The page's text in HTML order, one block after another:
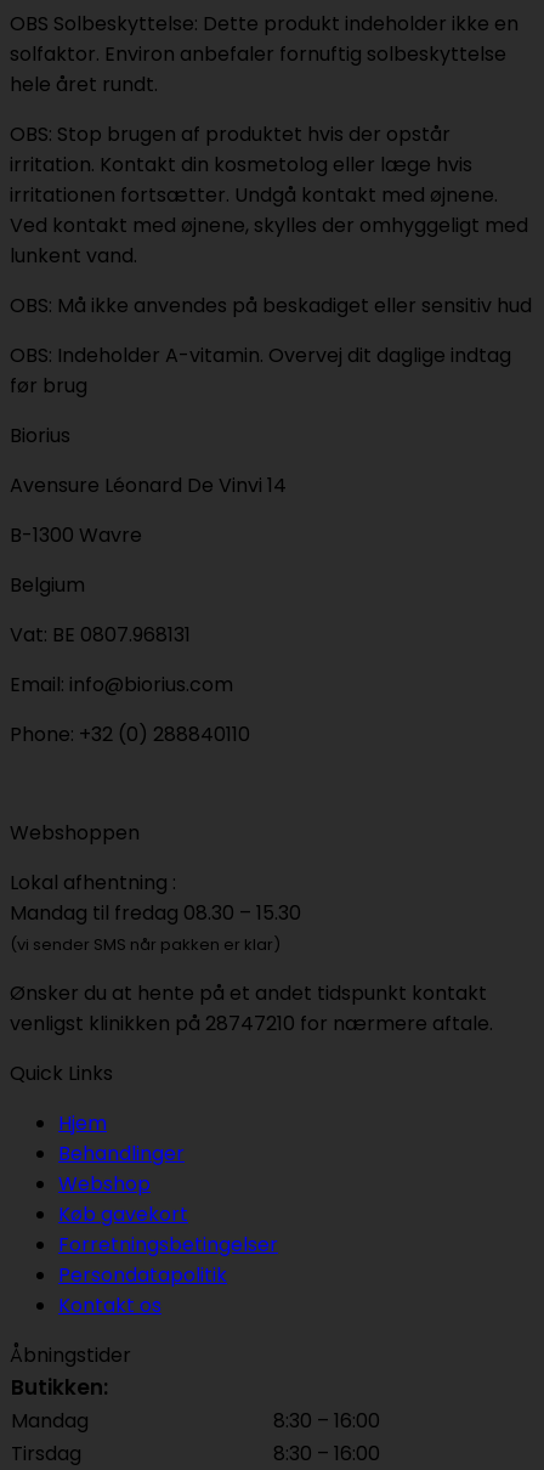
OBS Solbeskyttelse: Dette produkt indeholder ikke en
solfaktor. Environ anbefaler fornuftig solbeskyttelse
hele året rundt.
OBS: Stop brugen af produktet hvis der opstår
irritation. Kontakt din kosmetolog eller læge hvis
irritationen fortsætter. Undgå kontakt med øjnene.
Ved kontakt med øjnene, skylles der omhyggeligt med
lunkent vand.
OBS: Må ikke anvendes på beskadiget eller sensitiv hud
OBS: Indeholder A-vitamin. Overvej dit daglige indtag
før brug
Biorius
Avensure Léonard De Vinvi 14
B-1300 Wavre
Belgium
Vat: BE 0807.968131
Email: info@biorius.com
Phone: +32 (0) 288840110
Webshoppen
Lokal afhentning :
Mandag til fredag 08.30 – 15.30
(vi sender SMS når pakken er klar)
Ønsker du at hente på et andet tidspunkt kontakt
venligst klinikken på 28747210 for nærmere aftale.
Quick Links
Hjem
Behandlinger
Webshop
Køb gavekort
Forretningsbetingelser
Persondatapolitik
Kontakt os
Åbningstider
Butikken:
Mandag
8:30 – 16:00
Tirsdag
8:30 – 16:00